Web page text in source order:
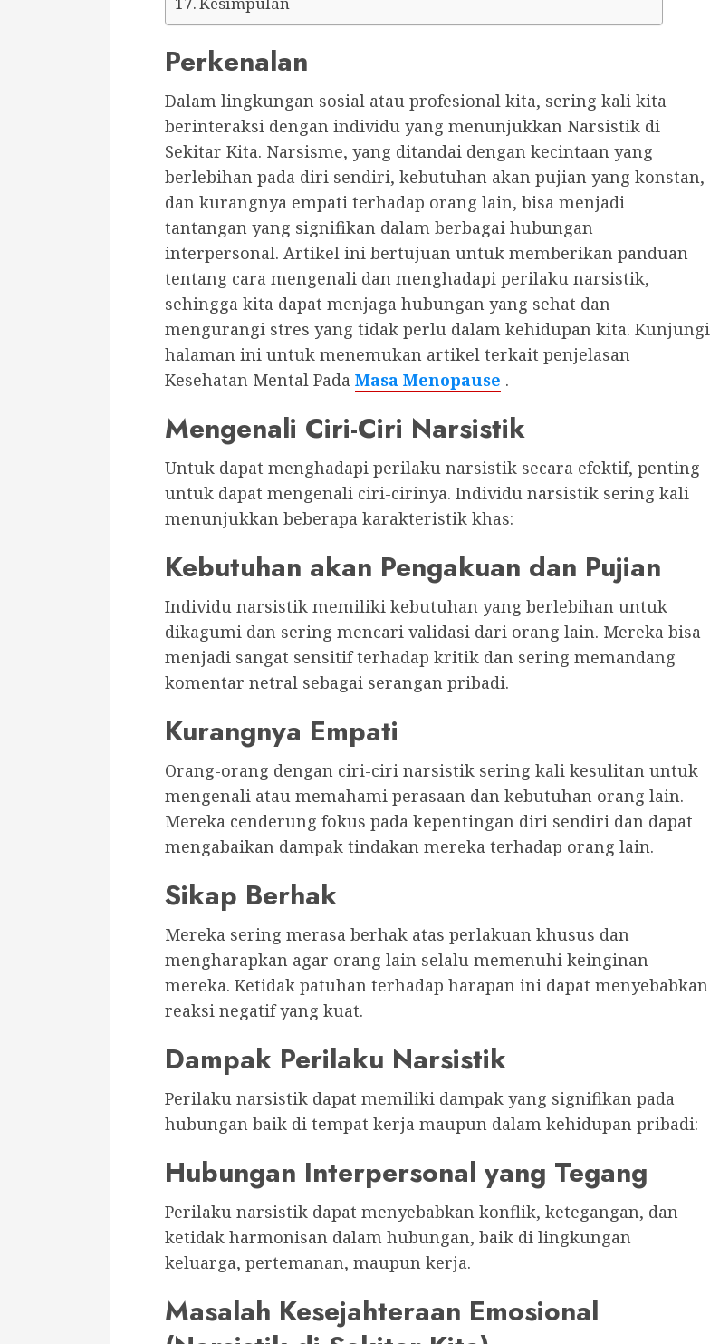
Perkenalan
Dalam lingkungan sosial atau profesional kita, sering kali kita
berinteraksi dengan individu yang menunjukkan Narsistik di
Sekitar Kita. Narsisme, yang ditandai dengan kecintaan yang
berlebihan pada diri sendiri, kebutuhan akan pujian yang konstan,
dan kurangnya empati terhadap orang lain, bisa menjadi
tantangan yang signifikan dalam berbagai hubungan
interpersonal. Artikel ini bertujuan untuk memberikan panduan
tentang cara mengenali dan menghadapi perilaku narsistik,
sehingga kita dapat menjaga hubungan yang sehat dan
mengurangi stres yang tidak perlu dalam kehidupan kita. Kunjungi
halaman ini untuk menemukan artikel terkait penjelasan
Kesehatan Mental Pada Masa Menopause .
Mengenali Ciri-Ciri Narsistik
Untuk dapat menghadapi perilaku narsistik secara efektif, penting
untuk dapat mengenali ciri-cirinya. Individu narsistik sering kali
menunjukkan beberapa karakteristik khas:
Kebutuhan akan Pengakuan dan Pujian
Individu narsistik memiliki kebutuhan yang berlebihan untuk
dikagumi dan sering mencari validasi dari orang lain. Mereka bisa
menjadi sangat sensitif terhadap kritik dan sering memandang
komentar netral sebagai serangan pribadi.
Kurangnya Empati
Orang-orang dengan ciri-ciri narsistik sering kali kesulitan untuk
mengenali atau memahami perasaan dan kebutuhan orang lain.
Mereka cenderung fokus pada kepentingan diri sendiri dan dapat
mengabaikan dampak tindakan mereka terhadap orang lain.
Sikap Berhak
Mereka sering merasa berhak atas perlakuan khusus dan
mengharapkan agar orang lain selalu memenuhi keinginan
mereka. Ketidak patuhan terhadap harapan ini dapat menyebabkan
reaksi negatif yang kuat.
Dampak Perilaku Narsistik
Perilaku narsistik dapat memiliki dampak yang signifikan pada
hubungan baik di tempat kerja maupun dalam kehidupan pribadi:
Hubungan Interpersonal yang Tegang
Perilaku narsistik dapat menyebabkan konflik, ketegangan, dan
ketidak harmonisan dalam hubungan, baik di lingkungan
keluarga, pertemanan, maupun kerja.
Masalah Kesejahteraan Emosional